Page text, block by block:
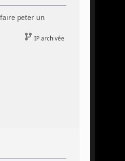
peter un
IP archivée